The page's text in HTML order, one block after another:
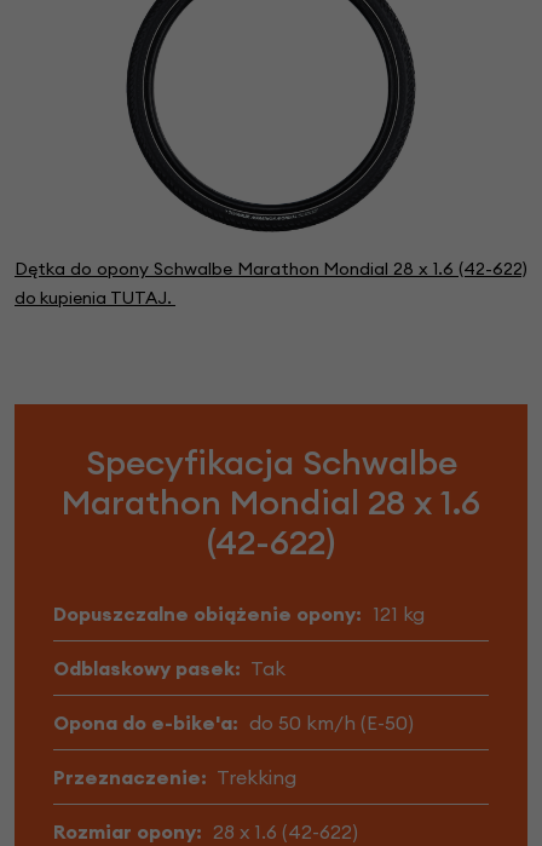
Dętka do opony Schwalbe Marathon Mondial 28 x 1.6 (42-622)
do kupienia TUTAJ.
Specyfikacja Schwalbe
Marathon Mondial 28 x 1.6
(42-622)
Dopuszczalne obiążenie opony: 121 kg
Odblaskowy pasek: Tak
Opona do e-bike'a: do 50 km/h (E-50)
Przeznaczenie: Trekking
Rozmiar opony: 28 x 1.6 (42-622)